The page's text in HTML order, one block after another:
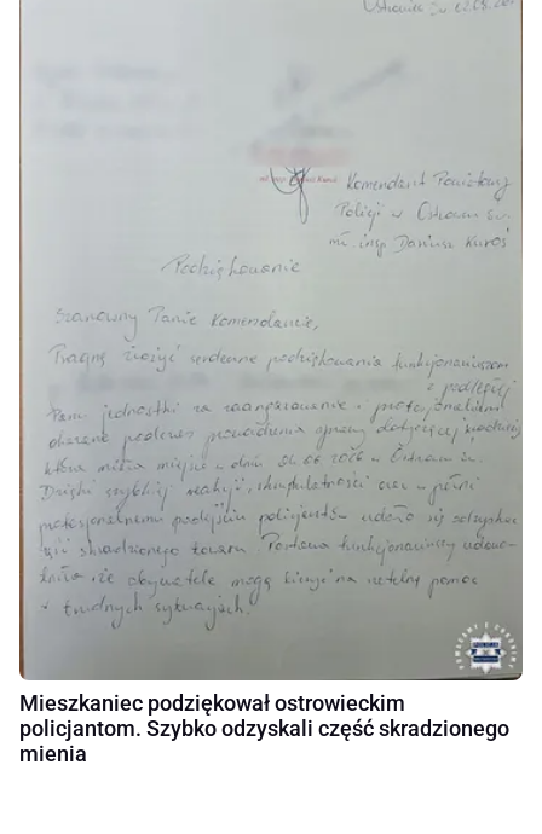
Mieszkaniec podziękował ostrowieckim
policjantom. Szybko odzyskali część skradzionego
mienia